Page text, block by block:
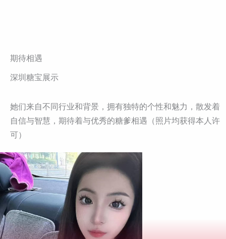
期待相遇
深圳糖宝展示
她们来自不同行业和背景，拥有独特的个性和魅力，散发着
自信与智慧，期待着与优秀的糖爹相遇（照片均获得本人许
可）